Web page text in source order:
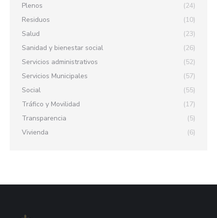
Plenos
(24)
Residuos
(10)
Salud
(23)
Sanidad y bienestar social
(26)
Servicios administrativos
(52)
Servicios Municipales
(57)
Social
(55)
Tráfico y Movilidad
(17)
Transparencia
(5)
Vivienda
(6)